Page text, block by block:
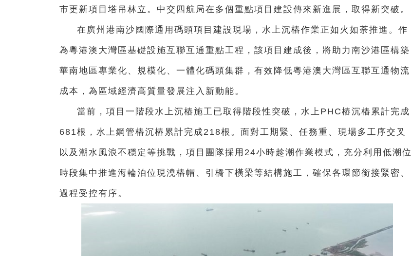
市更新項目塔吊林立。中交四航局在多個重點項目建設傳來新進展，取得新突破。
在廣州港南沙國際通用碼頭項目建設現場，水上沉樁作業正如火如荼推進。作
為粵港澳大灣區基礎設施互聯互通重點工程，該項目建成後，將助力南沙港區構築
華南地區專業化、規模化、一體化碼頭集群，有效降低粵港澳大灣區互聯互通物流
成本，為區域經濟高質量發展注入新動能。
當前，項目一階段水上沉樁施工已取得階段性突破，水上PHC樁沉樁累計完成
681根，水上鋼管樁沉樁累計完成218根。面對工期緊、任務重、現場多工序交叉
以及潮水風浪不穩定等挑戰，項目團隊採用24小時趁潮作業模式，充分利用低潮位
時段集中推進海輪泊位現澆樁帽、引橋下橫梁等結構施工，確保各環節銜接緊密、
過程受控有序。